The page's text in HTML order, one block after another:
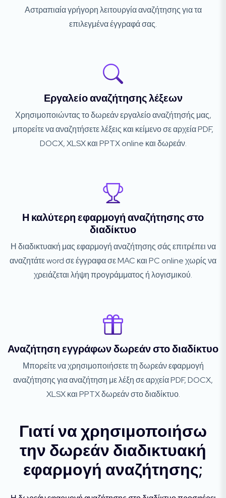
Αστραπιαία γρήγορη λειτουργία αναζήτησης για τα
επιλεγμένα έγγραφά σας.
Εργαλείο αναζήτησης λέξεων
Χρησιμοποιώντας το δωρεάν εργαλείο αναζήτησής μας,
μπορείτε να αναζητήσετε λέξεις και κείμενο σε αρχεία PDF,
DOCX, XLSX και PPTX online και δωρεάν.
Η καλύτερη εφαρμογή αναζήτησης στο
διαδίκτυο
Η διαδικτυακή μας εφαρμογή αναζήτησης σάς επιτρέπει να
αναζητάτε word σε έγγραφα σε MAC και PC online χωρίς να
χρειάζεται λήψη προγράμματος ή λογισμικού.
Αναζήτηση εγγράφων δωρεάν στο διαδίκτυο
Μπορείτε να χρησιμοποιήσετε τη δωρεάν εφαρμογή
αναζήτησης για αναζήτηση με λέξη σε αρχεία PDF, DOCX,
XLSX και PPTX δωρεάν στο διαδίκτυο.
Γιατί να χρησιμοποιήσω
την δωρεάν διαδικτυακή
εφαρμογή αναζήτησης;